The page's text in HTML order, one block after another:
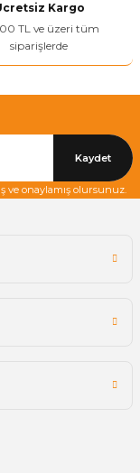
Kargo
TL ve üzeri tüm
siparişlerde
Kaydet
ve onaylamış olursunuz.